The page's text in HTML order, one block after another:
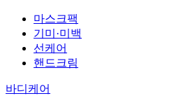
마스크팩
기미·미백
선케어
핸드크림
바디케어